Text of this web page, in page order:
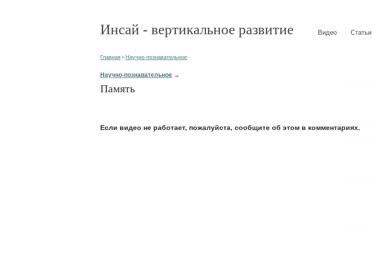
Инсай - вертикальное развитие Видео Статьи
Главная › Научно-познавательное
Научно-познавательное →
Память
Eсли видео не работает, пожалуйста, сообщите об этом в комментариях.